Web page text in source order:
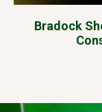
Bradock